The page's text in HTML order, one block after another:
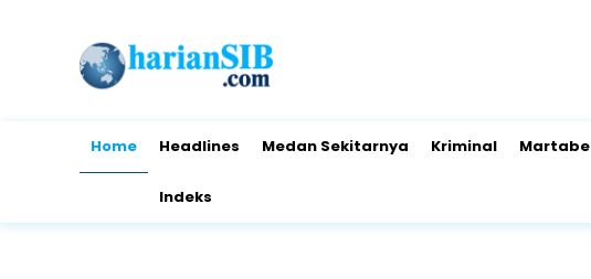
Home Headlines Medan Sekitarnya Kriminal Martabe
Indeks